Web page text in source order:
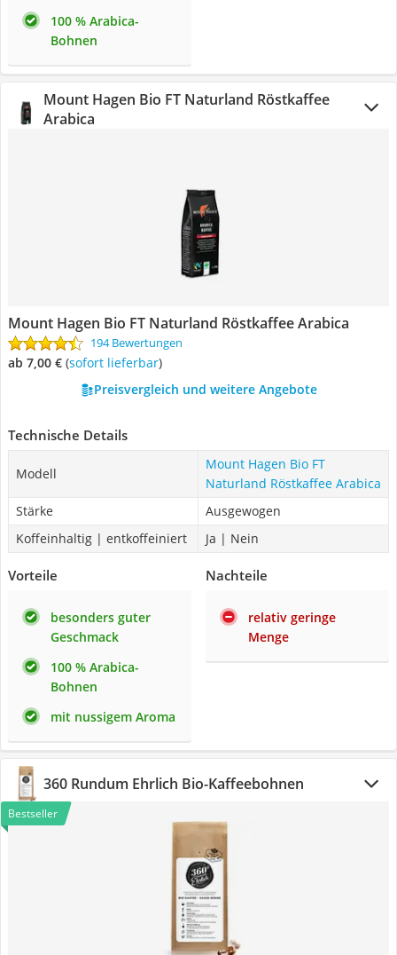
100 % Arabica-
Bohnen
Mount Hagen Bio FT Naturland Röstkaffee
Arabica
Mount Hagen Bio FT Naturland Röstkaffee Arabica
194 Bewertungen
ab 7,00 € ( Sofort lieferbar)
Preisvergleich und weitere Angebote
Technische Details
Modell
Mount Hagen Bio FT
Naturland Röstkaffee Arabica
Stärke
Ausgewogen
Koffeinhaltig | entkoffeiniert
Ja | Nein
Vorteile
besonders guter
Geschmack
100 % Arabica-
Bohnen
mit nussigem Aroma
Nachteile
relativ geringe
Menge
360 Rundum Ehrlich Bio-Kaffeebohnen
Bestseller